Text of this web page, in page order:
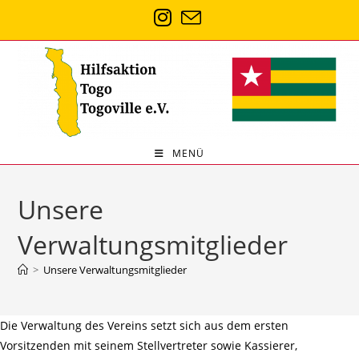
springen
MENÜ
Unsere
Verwaltungsmitglieder
> Unsere Verwaltungsmitglieder
Die Verwaltung des Vereins setzt sich aus dem ersten
Vorsitzenden mit seinem Stellvertreter sowie Kassierer,